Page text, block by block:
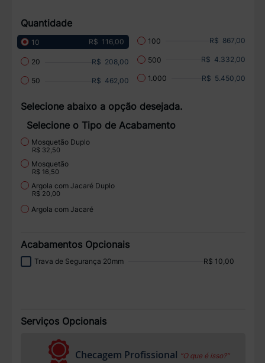
Quantidade
10 R$ 116,00
20 R$ 208,00
50 R$ 462,00
100 R$ 867,00
500 R$ 4.332,00
1.000 R$ 5.450,00
Selecione abaixo a opção desejada.
Selecione o Tipo de Acabamento
Mosquetão Duplo
R$ 32,50
Mosquetão
R$ 16,50
Argola com Jacaré Duplo
R$ 20,00
Argola com Jacaré
Acabamentos Opcionais
Trava de Segurança 20mm R$ 10,00
Serviços Opcionais
Checagem Profissional “O que é isso?”